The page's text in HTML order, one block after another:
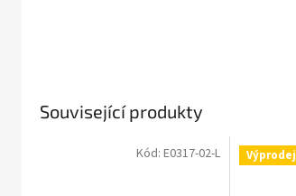
Související produkty
Kód: E0317-02-L Výprodej